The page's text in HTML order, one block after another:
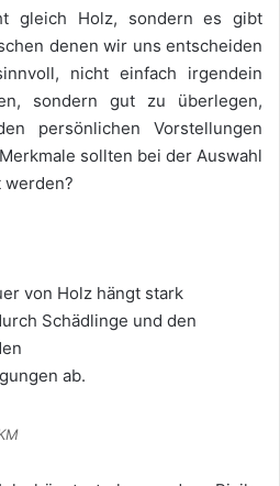
gleich Holz, sondern es gibt
denen wir uns entscheiden
nicht einfach irgendein
sondern gut zu überlegen,
persönlichen Vorstellungen
sollten bei der Auswahl